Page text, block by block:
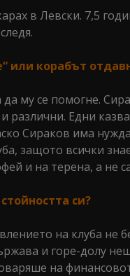
в Левски. 7,5
или корабът
му се помогне.
Едни
Сираков има
защото всички
и на терена, а не
си?
на клуба не
и горе-долу
на